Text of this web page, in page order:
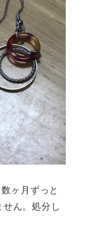
ヶ月ずっと
ん。処分し